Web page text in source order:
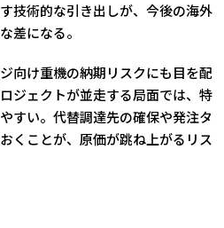
技術的な引き出しが、今後の海外
差になる。
向け重機の納期リスクにも目を配
ジェクトが並走する局面では、特
すい。代替調達先の確保や発注タ
くことが、原価が跳ね上がるリス